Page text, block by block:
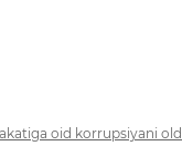
oid korrupsiyani